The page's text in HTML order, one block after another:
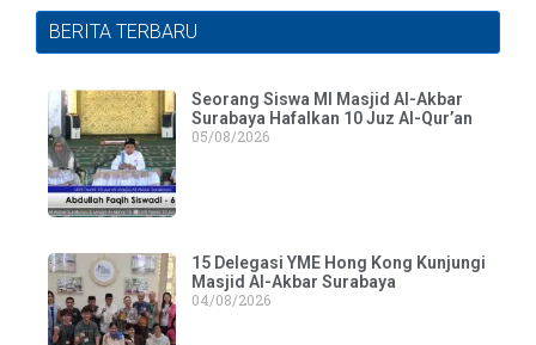
BERITA TERBARU
Seorang Siswa MI Masjid Al-Akbar
Surabaya Hafalkan 10 Juz Al-Qur’an
05/08/2026
15 Delegasi YME Hong Kong Kunjungi
Masjid Al-Akbar Surabaya
04/08/2026